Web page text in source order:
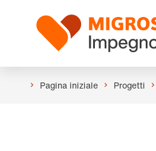
navigazione
Logo
Pagina iniziale Progetti